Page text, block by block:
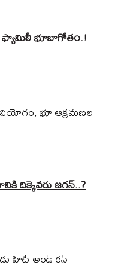
ఫ్యామిలీ భూబాగోతం.!
భూ ఆక్రమణల
దిక్కెవరు జగన్..?
హిట్ అండ్ రన్‌